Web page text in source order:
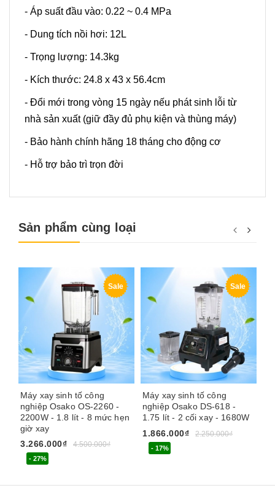
- Áp suất đầu vào: 0.22 ~ 0.4 MPa
- Dung tích nồi hơi: 12L
- Trọng lượng: 14.3kg
- Kích thước: 24.8 x 43 x 56.4cm
- Đổi mới trong vòng 15 ngày nếu phát sinh lỗi từ
nhà sản xuất (giữ đầy đủ phụ kiện và thùng máy)
- Bảo hành chính hãng 18 tháng cho động cơ
- Hỗ trợ bảo trì trọn đời
Sản phẩm cùng loại
Sale
Máy xay sinh tố công
nghiệp Osako OS-2260 -
2200W - 1.8 lít - 8 mức hẹn
giờ xay
3.266.000₫
4.500.000₫
- 27%
Sale
Máy xay sinh tố công
nghiệp Osako DS-618 -
1.75 lít - 2 cối xay - 1680W
1.866.000₫
2.250.000₫
- 17%